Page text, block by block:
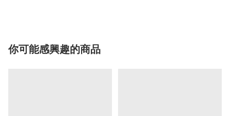
你可能感興趣的商品